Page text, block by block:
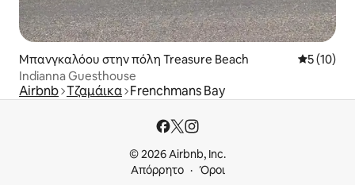
Μπανγκαλόου στην πόλη Treasure Beach Μέση
5 (10)
Indianna Guesthouse
Airbnb Τζαμάικα Frenchmans Bay
© 2026 Airbnb, Inc.
Απόρρητο
Όροι